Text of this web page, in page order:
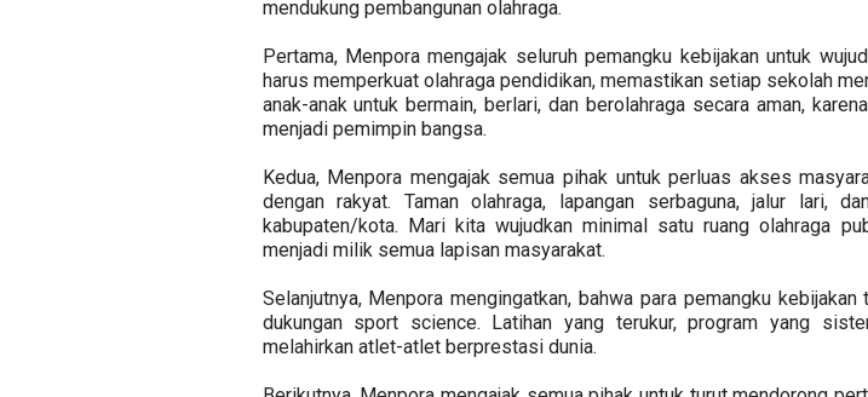
mendukung pembangunan olahraga.
Pertama, Menpora mengajak seluruh pemangku kebijakan untuk
harus memperkuat olahraga pendidikan, memastikan setiap sekolah
anak-anak untuk bermain, berlari, dan berolahraga secara aman,
menjadi pemimpin bangsa.
Kedua, Menpora mengajak semua pihak untuk perluas akses
dengan rakyat. Taman olahraga, lapangan serbaguna, jalur lari,
kabupaten/kota. Mari kita wujudkan minimal satu ruang olahraga
menjadi milik semua lapisan masyarakat.
Selanjutnya, Menpora mengingatkan, bahwa para pemangku
dukungan sport science. Latihan yang terukur, program yang
melahirkan atlet-atlet berprestasi dunia.